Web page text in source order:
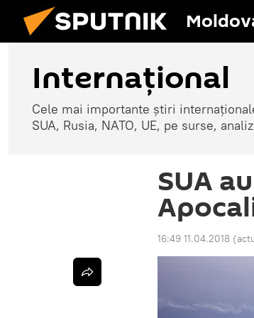
Internaţional
Cele mai importante știri
SUA, Rusia, NATO, UE, pe surse,
SUA
16:49 11.04.2018